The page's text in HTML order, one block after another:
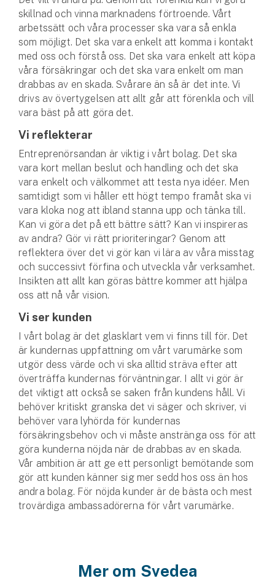
skillnad och vinna marknadens förtroende. Vårt
arbetssätt och våra processer ska vara så enkla
som möjligt. Det ska vara enkelt att komma i kontakt
med oss och förstå oss. Det ska vara enkelt att köpa
våra försäkringar och det ska vara enkelt om man
drabbas av en skada. Svårare än så är det inte. Vi
drivs av övertygelsen att allt går att förenkla och vill
vara bäst på att göra det.
Vi reflekterar
Entreprenörsandan är viktig i vårt bolag. Det ska
vara kort mellan beslut och handling och det ska
vara enkelt och välkommet att testa nya idéer. Men
samtidigt som vi håller ett högt tempo framåt ska vi
vara kloka nog att ibland stanna upp och tänka till.
Kan vi göra det på ett bättre sätt? Kan vi inspireras
av andra? Gör vi rätt prioriteringar? Genom att
reflektera över det vi gör kan vi lära av våra misstag
och successivt förfina och utveckla vår verksamhet.
Insikten att allt kan göras bättre kommer att hjälpa
oss att nå vår vision.
Vi ser kunden
I vårt bolag är det glasklart vem vi finns till för. Det
är kundernas uppfattning om vårt varumärke som
utgör dess värde och vi ska alltid sträva efter att
överträffa kundernas förväntningar. I allt vi gör är
det viktigt att också se saken från kundens håll. Vi
behöver kritiskt granska det vi säger och skriver, vi
behöver vara lyhörda för kundernas
försäkringsbehov och vi måste anstränga oss för att
göra kunderna nöjda när de drabbas av en skada.
Vår ambition är att ge ett personligt bemötande som
gör att kunden känner sig mer sedd hos oss än hos
andra bolag. För nöjda kunder är de bästa och mest
trovärdiga ambassadörerna för vårt varumärke.
Mer om Svedea